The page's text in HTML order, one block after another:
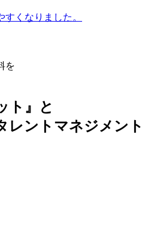
くなりました。
を
ト』と
レントマネジメント